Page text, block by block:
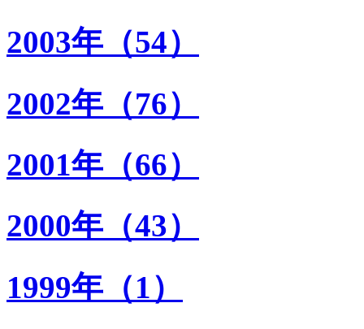
2003年（54）
2002年（76）
2001年（66）
2000年（43）
1999年（1）